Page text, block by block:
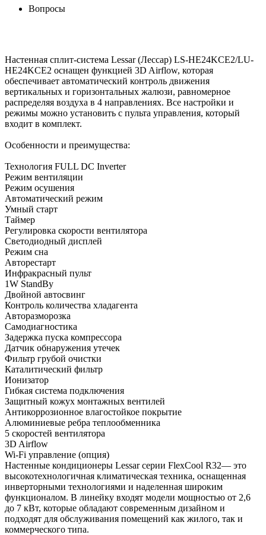
Вопросы
Настенная сплит-система Lessar (Лессар) LS-HE24KCE2/LU-
HE24KCE2 оснащен функцией 3D Airflow, которая
обеспечивает автоматический контроль движения
вертикальных и горизонтальных жалюзи, равномерное
распределяя воздуха в 4 направлениях. Все настройки и
режимы можно установить с пульта управления, который
входит в комплект.
Особенности и преимущества:
Технология FULL DC Inverter
Режим вентиляции
Режим осушения
Автоматический режим
Умный старт
Таймер
Регулировка скорости вентилятора
Светодиодный дисплей
Режим сна
Авторестарт
Инфракрасный пульт
1W StandBy
Двойной автосвинг
Контроль количества хладагента
Авторазморозка
Самодиагностика
Задержка пуска компрессора
Датчик обнаружения утечек
Фильтр грубой очистки
Каталитический фильтр
Ионизатор
Гибкая система подключения
Защитный кожух монтажных вентилей
Антикоррозионное влагостойкое покрытие
Алюминиевые ребра теплообменника
5 скоростей вентилятора
3D Airflow
Wi-Fi управление (опция)
Настенные кондиционеры Lessar серии FlexCool R32— это
высокотехнологичная климатическая техника, оснащенная
инверторными технологиями и наделенная широким
функционалом. В линейку входят модели мощностью от 2,6
до 7 кВт, которые обладают современным дизайном и
подходят для обслуживания помещений как жилого, так и
коммерческого типа.